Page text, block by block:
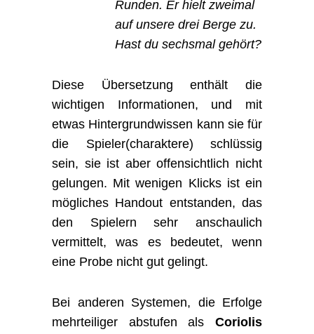
Runden. Er hielt zweimal
auf unsere drei Berge zu.
Hast du sechsmal gehört?
Diese Übersetzung enthält die
wichtigen Informationen, und mit
etwas Hintergrundwissen kann sie für
die Spieler(charaktere) schlüssig
sein, sie ist aber offensichtlich nicht
gelungen. Mit wenigen Klicks ist ein
mögliches Handout entstanden, das
den Spielern sehr anschaulich
vermittelt, was es bedeutet, wenn
eine Probe nicht gut gelingt.
Bei anderen Systemen, die Erfolge
mehrteiliger abstufen als Coriolis